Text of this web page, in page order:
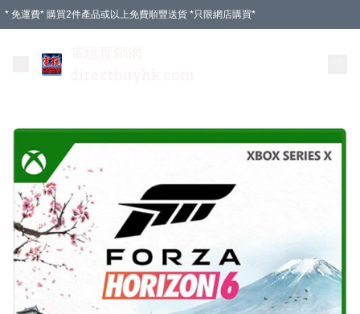
* 免運費* 購買2件產品或以上免費順豐送貨 *只限網店購買*